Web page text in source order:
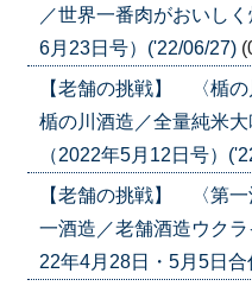
／世界一番肉がおいし
6月23日号）('22/06/27)
【老舗の挑戦】 〈楯の
楯の川酒造／全量純米
（2022年5月12日号）
【老舗の挑戦】 〈第
一酒造／老舗酒造ウク
22年4月28日・5月5日